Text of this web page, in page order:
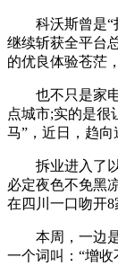
科沃斯曾是“扫
继续斩获全平台
的优良体验苍茫
也不只是家电
点城市;实的是很
马”，近日，趋
拆业进入了以
必定夜色不免黑
在四川一口吻开8
本周，一边是
一个词叫：“增